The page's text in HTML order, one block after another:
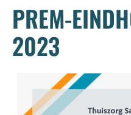
PREM-
2023